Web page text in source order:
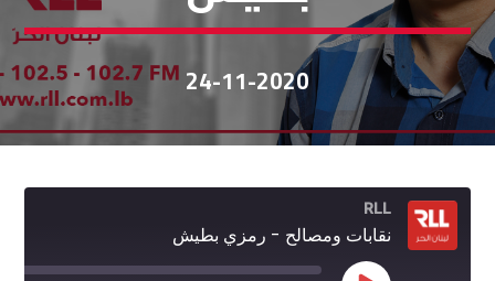
24-11-2020
RLL
نقابات ومصالح - رمزي بطيش